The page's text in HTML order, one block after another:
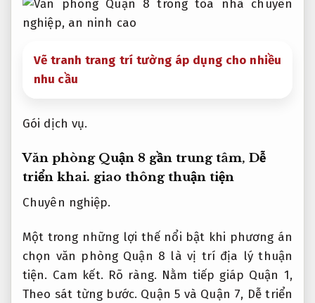
Vẽ tranh trang trí tường áp dụng cho nhiều
nhu cầu
Gói dịch vụ.
Văn phòng Quận 8 gần trung tâm, Dễ
triển khai. giao thông thuận tiện
Chuyên nghiệp.
Một trong những lợi thế nổi bật khi phương án
chọn văn phòng Quận 8 là vị trí địa lý thuận
tiện. Cam kết. Rõ ràng. Nằm tiếp giáp Quận 1,
Theo sát từng bước. Quận 5 và Quận 7, Dễ triển